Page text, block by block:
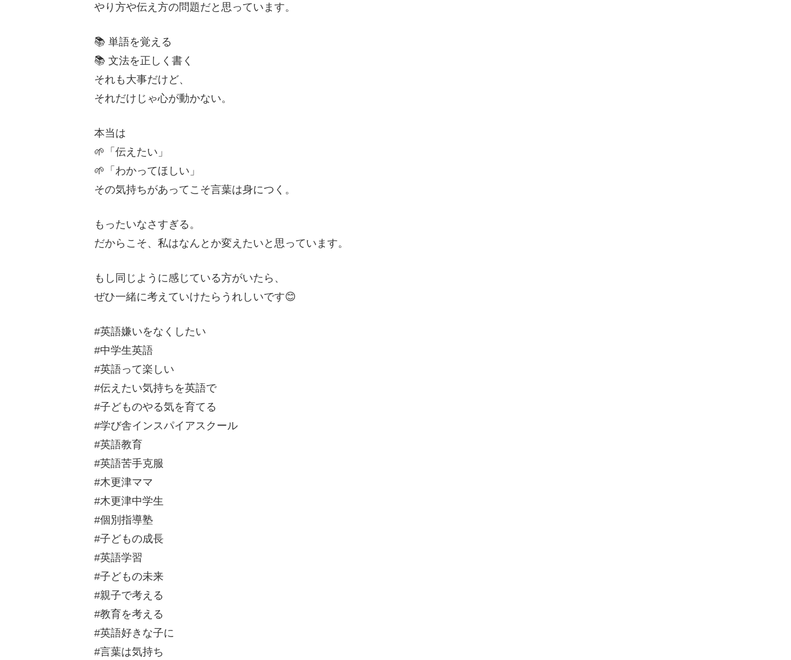
やり方や伝え方の問題だと思っています。
📚 単語を覚える
📚 文法を正しく書く
それも大事だけど、
それだけじゃ心が動かない。
本当は
🌱「伝えたい」
🌱「わかってほしい」
その気持ちがあってこそ言葉は身につく。
もったいなさすぎる。
だからこそ、私はなんとか変えたいと思っています。
もし同じように感じている方がいたら、
ぜひ一緒に考えていけたらうれしいです😊
#英語嫌いをなくしたい
#中学生英語
#英語って楽しい
#伝えたい気持ちを英語で
#子どものやる気を育てる
#学び舎インスパイアスクール
#英語教育
#英語苦手克服
#木更津ママ
#木更津中学生
#個別指導塾
#子どもの成長
#英語学習
#子どもの未来
#親子で考える
#教育を考える
#英語好きな子に
#言葉は気持ち